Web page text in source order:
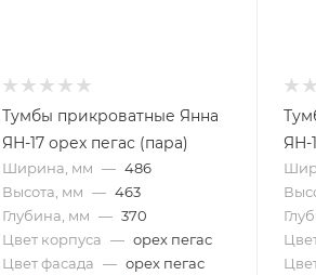
Тумбы прикроватные Янна
ЯН-17 орех пегас (пара)
Ширина, мм — 486
Высота, мм — 463
Глубина, мм — 370
Цвет корпуса — орех пегас
Цвет фасада — орех пегас
ЯН-